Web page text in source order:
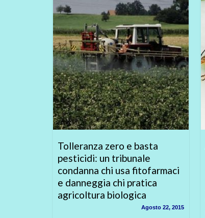
Tolleranza zero e basta
pesticidi: un tribunale
condanna chi usa fitofarmaci
e danneggia chi pratica
agricoltura biologica
Agosto 22, 2015